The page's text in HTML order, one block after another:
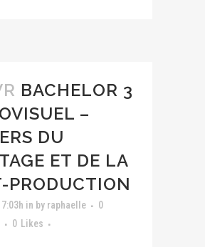
BACHELOR 3
–
DU
ET DE LA
PRODUCTION
in by raphaelle
0
0 Likes